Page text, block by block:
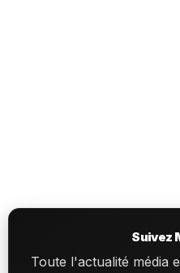
Suivez
Toute l'actualité média